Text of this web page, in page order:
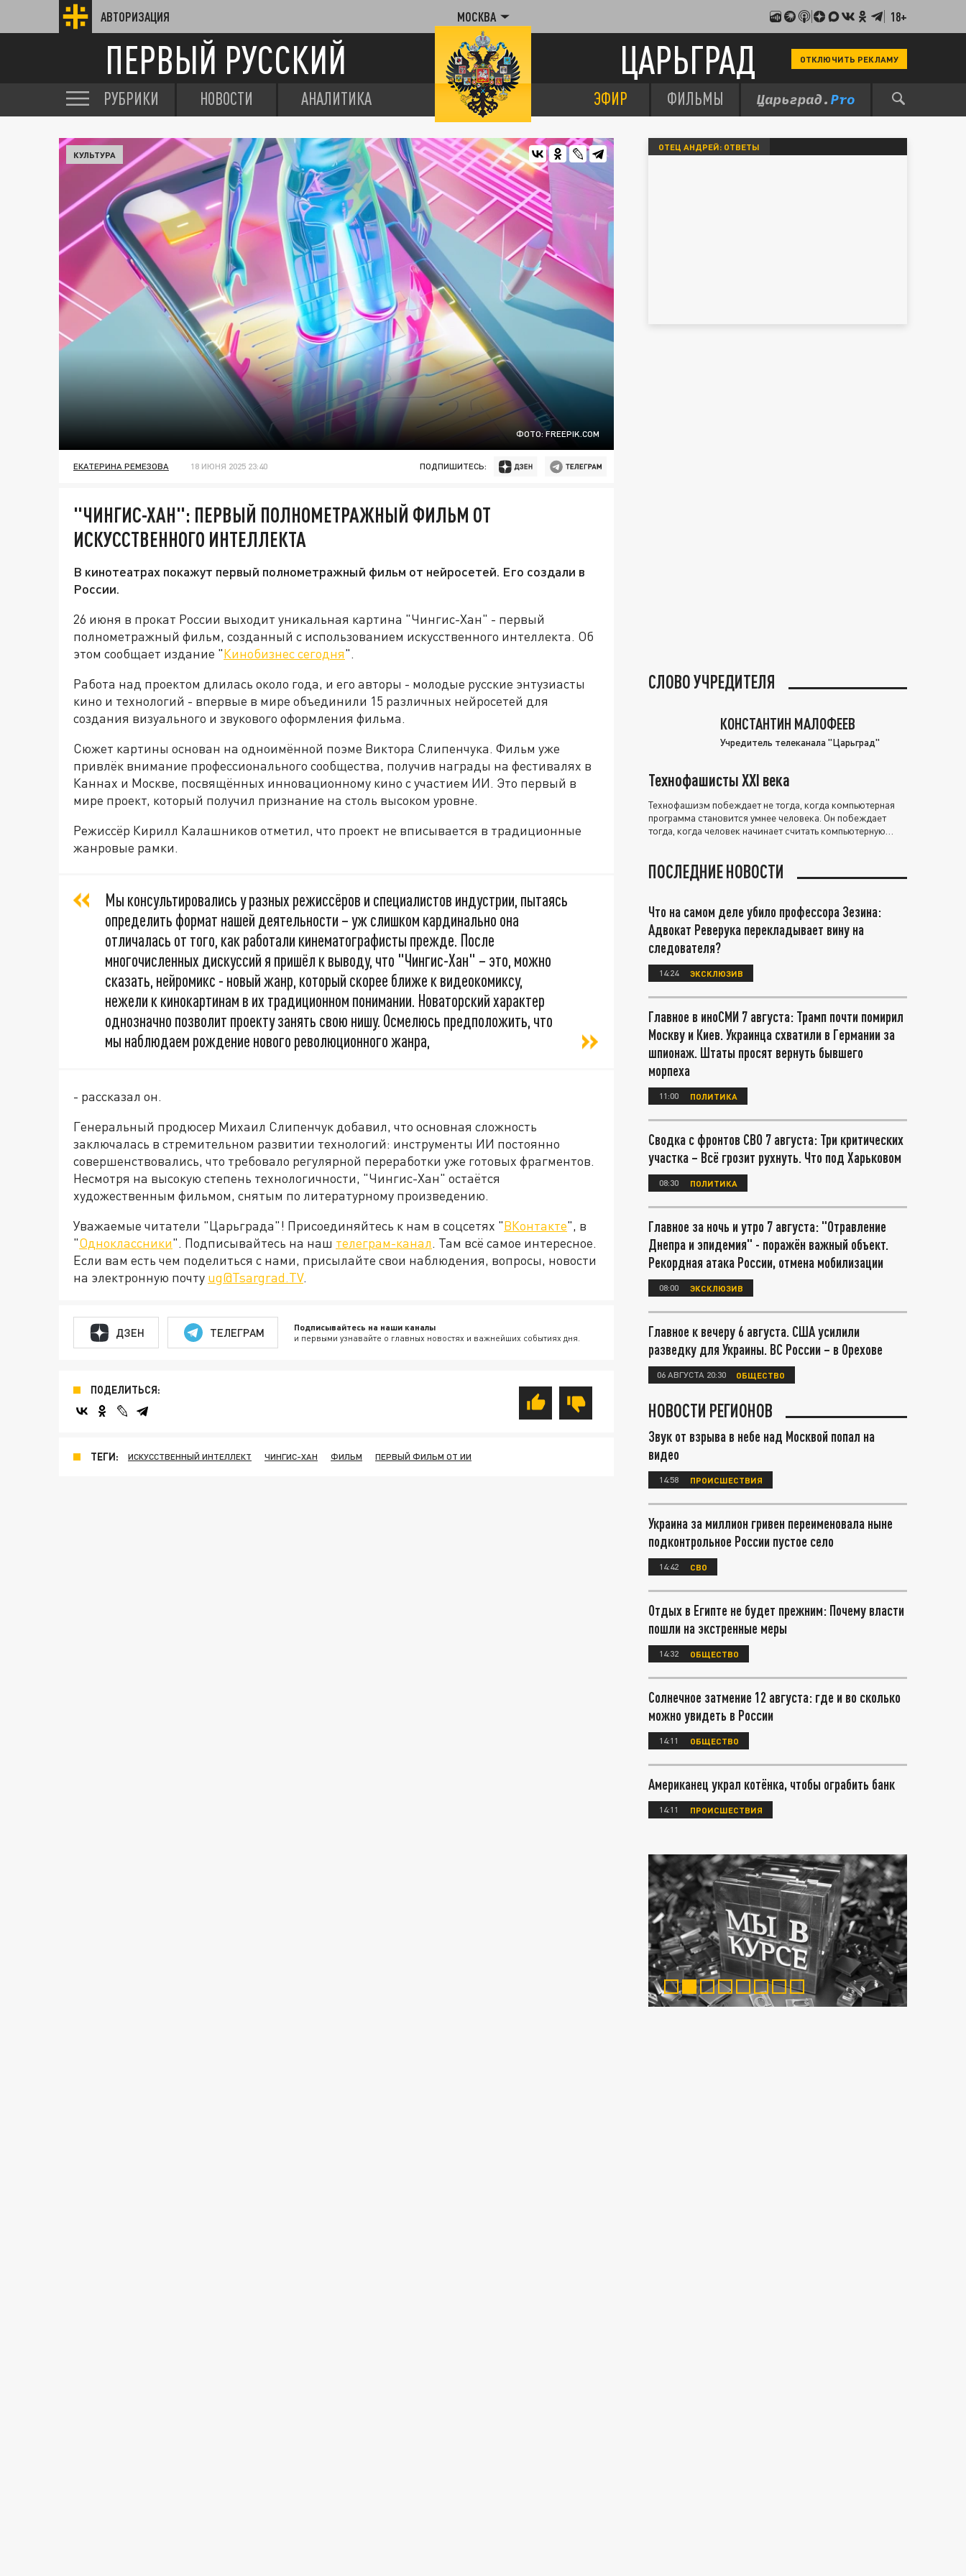
АВТОРИЗАЦИЯ МОСКВА 18+
ПЕРВЫЙ РУССКИЙ ЦАРЬГРАД ОТКЛЮЧИТЬ РЕКЛАМУ
РУБРИКИ НОВОСТИ АНАЛИТИКА ЭФИР ФИЛЬМЫ
ФОТО: FREEPIK.COM
КУЛЬТУРА
ЕКАТЕРИНА РЕМЕЗОВА 18 ИЮНЯ 2025 23:40 ПОДПИШИТЕСЬ:
"ЧИНГИС-ХАН": ПЕРВЫЙ ПОЛНОМЕТРАЖНЫЙ ФИЛЬМ ОТ
ИСКУССТВЕННОГО ИНТЕЛЛЕКТА
В кинотеатрах покажут первый полнометражный фильм от нейросетей. Его создали в
России.
26 июня в прокат России выходит уникальная картина "Чингис-Хан" - первый
полнометражный фильм, созданный с использованием искусственного интеллекта. Об
этом сообщает издание "Кинобизнес сегодня".
Работа над проектом длилась около года, и его авторы - молодые русские энтузиасты
кино и технологий - впервые в мире объединили 15 различных нейросетей для
создания визуального и звукового оформления фильма.
Сюжет картины основан на одноимённой поэме Виктора Слипенчука. Фильм уже
привлёк внимание профессионального сообщества, получив награды на фестивалях в
Каннах и Москве, посвящённых инновационному кино с участием ИИ. Это первый в
мире проект, который получил признание на столь высоком уровне.
Режиссёр Кирилл Калашников отметил, что проект не вписывается в традиционные
жанровые рамки.
Мы консультировались у разных режиссёров и специалистов индустрии, пытаясь
определить формат нашей деятельности – уж слишком кардинально она
отличалась от того, как работали кинематографисты прежде. После
многочисленных дискуссий я пришёл к выводу, что "Чингис-Хан" – это, можно
сказать, нейромикс - новый жанр, который скорее ближе к видеокомиксу,
нежели к кинокартинам в их традиционном понимании. Новаторский характер
однозначно позволит проекту занять свою нишу. Осмелюсь предположить, что
мы наблюдаем рождение нового революционного жанра,
- рассказал он.
Генеральный продюсер Михаил Слипенчук добавил, что основная сложность
заключалась в стремительном развитии технологий: инструменты ИИ постоянно
совершенствовались, что требовало регулярной переработки уже готовых фрагментов.
Несмотря на высокую степень технологичности, "Чингис-Хан" остаётся
художественным фильмом, снятым по литературному произведению.
Уважаемые читатели "Царьграда"! Присоединяйтесь к нам в соцсетях "ВКонтакте", в
"Одноклассники". Подписывайтесь на наш телеграм-канал. Там всё самое интересное.
Если вам есть чем поделиться с нами, присылайте свои наблюдения, вопросы, новости
на электронную почту ug@Tsargrad.TV.
ДЗЕН ТЕЛЕГРАМ Подписывайтесь на наши каналы
и первыми узнавайте о главных новостях и важнейших событиях дня.
ПОДЕЛИТЬСЯ:
ТЕГИ: ИСКУССТВЕННЫЙ ИНТЕЛЛЕКТ ЧИНГИС-ХАН ФИЛЬМ ПЕРВЫЙ ФИЛЬМ ОТ ИИ
ОТЕЦ АНДРЕЙ: ОТВЕТЫ
СЛОВО УЧРЕДИТЕЛЯ
КОНСТАНТИН МАЛОФЕЕВ
Учредитель телеканала "Царьград"
Технофашисты XXI века
Технофашизм побеждает не тогда, когда компьютерная
программа становится умнее человека. Он побеждает
тогда, когда человек начинает считать компьютерную
ПОСЛЕДНИЕ НОВОСТИ
Что на самом деле убило профессора Зезина:
Адвокат Реверука перекладывает вину на
следователя?
14:24 ЭКСКЛЮЗИВ
Главное в иноСМИ 7 августа: Трамп почти помирил
Москву и Киев. Украинца схватили в Германии за
шпионаж. Штаты просят вернуть бывшего
морпеха
11:00 ПОЛИТИКА
Сводка с фронтов СВО 7 августа: Три критических
участка – Всё грозит рухнуть. Что под Харьковом
08:30 ПОЛИТИКА
Главное за ночь и утро 7 августа: "Отравление
Днепра и эпидемия" - поражён важный объект.
Рекордная атака России, отмена мобилизации
08:00 ЭКСКЛЮЗИВ
Главное к вечеру 6 августа. США усилили
разведку для Украины. ВС России – в Орехове
06 АВГУСТА 20:30 ОБЩЕСТВО
НОВОСТИ РЕГИОНОВ
Звук от взрыва в небе над Москвой попал на
видео
14:58 ПРОИСШЕСТВИЯ
Украина за миллион гривен переименовала ныне
подконтрольное России пустое село
14:42 СВО
Отдых в Египте не будет прежним: Почему власти
пошли на экстренные меры
14:32 ОБЩЕСТВО
Солнечное затмение 12 августа: где и во сколько
можно увидеть в России
14:11 ОБЩЕСТВО
Американец украл котёнка, чтобы ограбить банк
14:11 ПРОИСШЕСТВИЯ